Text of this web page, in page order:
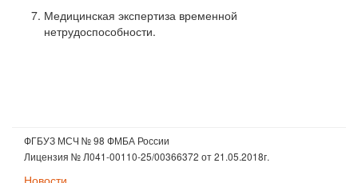
Медицинская экспертиза временной
нетрудоспособности.
ФГБУЗ МСЧ № 98 ФМБА России
Лицензия № Л041-00110-25/00366372 от 21.05.2018г.
Новости